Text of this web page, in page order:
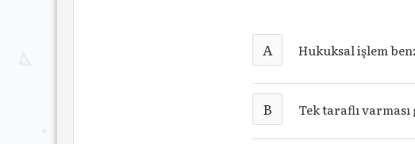
A Hukuksal işlem
B Tek taraflı